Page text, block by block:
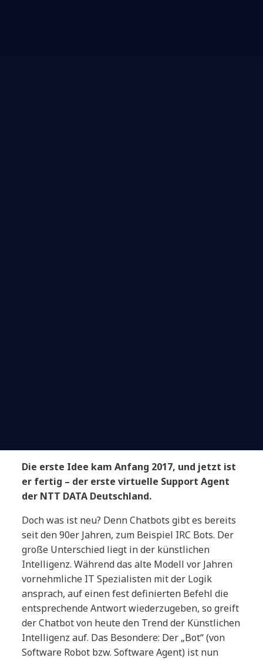
Die erste Idee kam Anfang 2017, und jetzt ist
er fertig – der erste virtuelle Support Agent
der NTT DATA Deutschland.
Doch was ist neu? Denn Chatbots gibt es bereits
seit den 90er Jahren, zum Beispiel IRC Bots. Der
große Unterschied liegt in der künstlichen
Intelligenz. Während das alte Modell vor Jahren
vornehmliche IT Spezialisten mit der Logik
ansprach, auf einen fest definierten Befehl die
entsprechende Antwort wiederzugeben, so greift
der Chatbot von heute den Trend der Künstlichen
Intelligenz auf. Das Besondere: Der „Bot“ (von
Software Robot bzw. Software Agent) ist nun